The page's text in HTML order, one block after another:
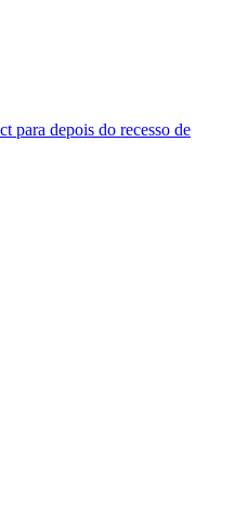
para depois do recesso de